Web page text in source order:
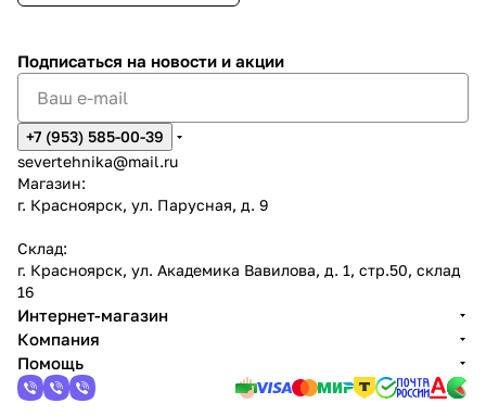
Подписаться на новости и акции
+7 (953) 585-00-39
severtehnika@mail.ru
Магазин:
г. Красноярск, ул. Парусная, д. 9
Склад:
г. Красноярск, ул. Академика Вавилова, д. 1, стр.50, склад
16
Интернет-магазин
Компания
Помощь